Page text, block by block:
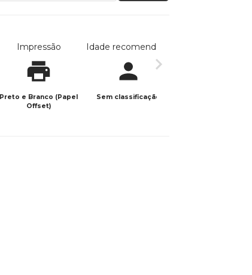
Impressão
Preto e Branco (Papel
Offset)
Idade recomendada
Sem classificação